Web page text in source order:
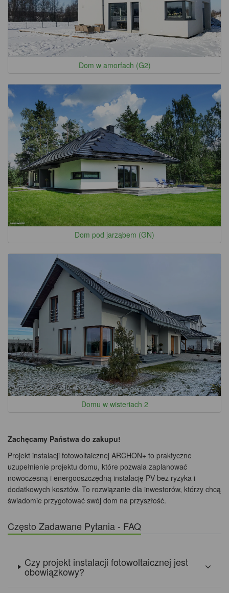
Dom w amorfach (G2)
Dom pod jarząbem (GN)
Domu w wisteriach 2
Zachęcamy Państwa do zakupu!
Projekt instalacji fotowoltaicznej ARCHON+ to praktyczne
uzupełnienie projektu domu, które pozwala zaplanować
nowoczesną i energooszczędną instalację PV bez ryzyka i
dodatkowych kosztów. To rozwiązanie dla inwestorów, którzy chcą
świadomie przygotować swój dom na przyszłość.
Często Zadawane Pytania - FAQ
Czy projekt instalacji fotowoltaicznej jest
obowiązkowy?